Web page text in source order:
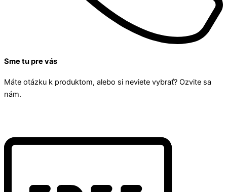
Sme tu pre vás
Máte otázku k produktom, alebo si neviete vybrať? Ozvite sa
nám.